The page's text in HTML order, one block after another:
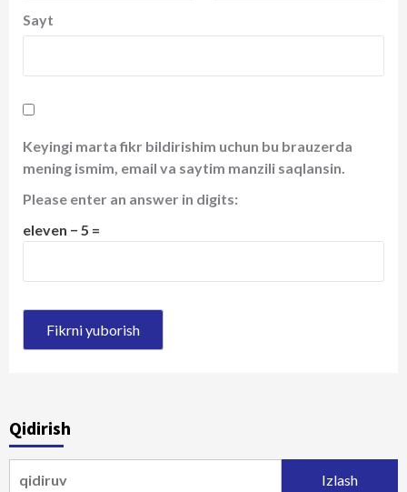
Sayt
Keyingi marta fikr bildirishim uchun bu brauzerda
mening ismim, email va saytim manzili saqlansin.
Please enter an answer in digits:
eleven − 5 =
Qidirish